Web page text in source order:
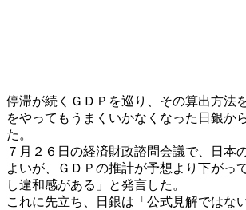
停滞が続くＧＤＰを巡り、その算出方法
をやってもうまくいかなくなった日銀か
た。
７月２６日の経済財政諮問会議で、日本
よいが、ＧＤＰの推計が予想より下がっ
し違和感がある」と発言した。
これに先立ち、日銀は「公式見解ではな